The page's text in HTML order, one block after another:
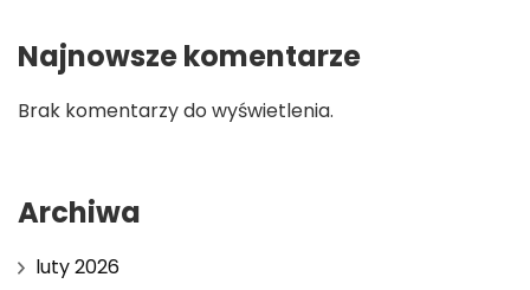
Najnowsze komentarze
Brak komentarzy do wyświetlenia.
Archiwa
luty 2026